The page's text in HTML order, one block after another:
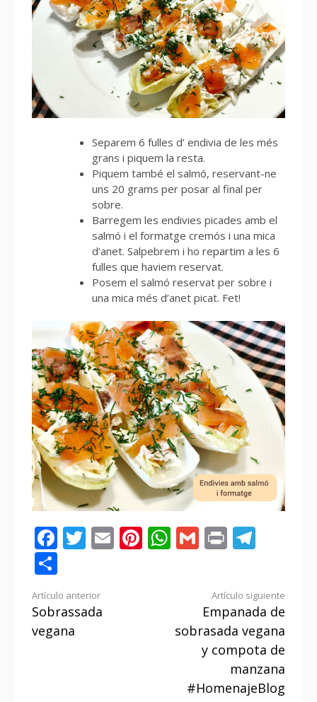
Separem 6 fulles d’ endivia de les més
grans i piquem la resta.
Piquem també el salmó, reservant-ne
uns 20 grams per posar al final per
sobre.
Barregem les endivies picades amb el
salmó i el formatge cremós i una mica
d’anet. Salpebrem i ho repartim a les 6
fulles que haviem reservat.
Posem el salmó reservat per sobre i
una mica més d’anet picat. Fet!
Facebook
Twitter
EmailPinterest
WhatsApp
Gmail
Print
Seguir
leyendo
Artículo anterior
Sobrassada
vegana
Artículo siguiente
Empanada de
sobrasada vegana
y compota de
manzana
#HomenajeBlog